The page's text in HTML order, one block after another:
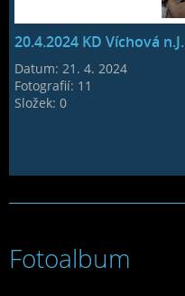
20.4.2024 KD Víchová n.J.
Datum: 21. 4. 2024
Fotografií: 11
Složek:0
Fotoalbum